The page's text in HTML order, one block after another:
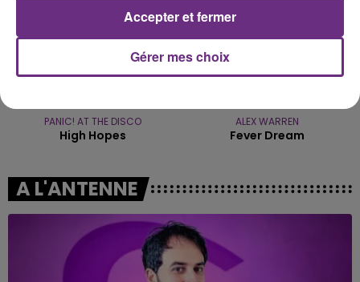
PANIC! AT THE DISCO
High Hopes
ALEX WARREN
Fever Dream
A L'ANTENNE
Gérer mes choix
Accepter et fermer